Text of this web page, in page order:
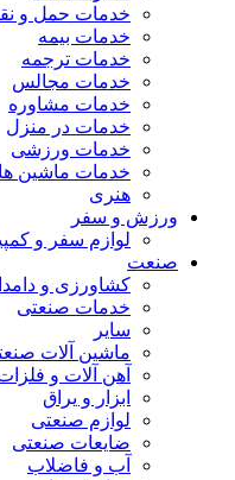
خدمات حمل و
خدمات بیمه
خدمات ترجمه
خدمات مجالس
خدمات مشاوره
خدمات در منزل
خدمات ورزشی
خدمات ماشین
هنری
ورزش و سفر
لوازم سفر و
صنعت
کشاورزی و
خدمات صنعتی
سایر
ماشین آلات
آهن آلات و
ابزار و یراق
لوازم صنعتی
ضایعات صنعتی
آب و فاضلاب